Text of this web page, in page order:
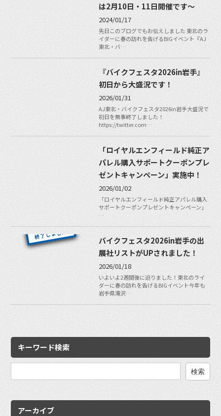
は2月10日・11日開催です〜
2024/01/17
先日このブログでもお伝えしました 東北のラ
イダーに春の訪れを告げるBIGイベント『AJ
東北・バ…
『バイクフェスタ2026in岩手』
初日から大盛況です！
2026/01/31
AJ東北・バイクフェスタ2026in岩手大盛況で
初日を無事終了しました！
https://twitter.com…
「ロイヤルエンフィールド純正ア
パレル購入サポートクーポンプレ
ゼントキャンペーン」実施中！
2026/01/02
「ロイヤルエンフィールド純正アパレル購入
サポートクーポンプレゼントキャンペーン」
…
バイクフェスタ2026in岩手の出
展社リストがUPされました！
2026/01/18
いよいよ2週間後に迫りました！東北のライ
ダーに春の訪れを告げるBIGイベント今年も
岩手県滝沢…
キーワード検索
アーカイブ